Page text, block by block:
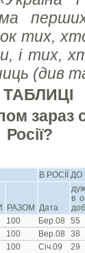
тих,
і тих,
(див
ТАБЛИЦІ
зараз
Росії?
В РОСІЇ ДО
РАЗОМ Дата
в
100 Бер.08
55
100 Вер.08
38
100 Січ.09
29